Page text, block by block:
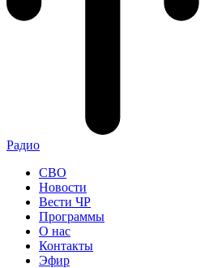
Радио
СВО
Новости
Вести ЧР
Программы
О нас
Контакты
Эфир